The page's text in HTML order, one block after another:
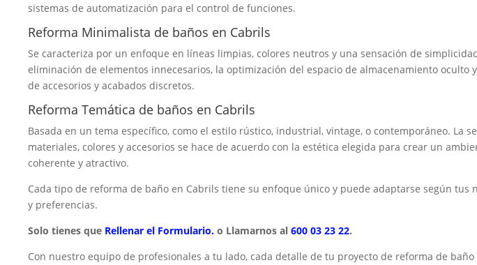
sistemas de automatización para el control de funciones.
Reforma Minimalista de baños en Cabrils
Se caracteriza por un enfoque en líneas limpias, colores neutros y una sensación de
eliminación de elementos innecesarios, la optimización del espacio de almacenamiento oculto
de accesorios y acabados discretos.
Reforma Temática de baños en Cabrils
Basada en un tema específico, como el estilo rústico, industrial, vintage, o contemporáneo. La
materiales, colores y accesorios se hace de acuerdo con la estética elegida para crear un
coherente y atractivo.
Cada tipo de reforma de baño en Cabrils tiene su enfoque único y puede adaptarse según tus
y preferencias.
Solo tienes que Rellenar el Formulario. o Llamarnos al 600 03 23 22.
Con nuestro equipo de profesionales a tu lado, cada detalle de tu proyecto de reforma de baño